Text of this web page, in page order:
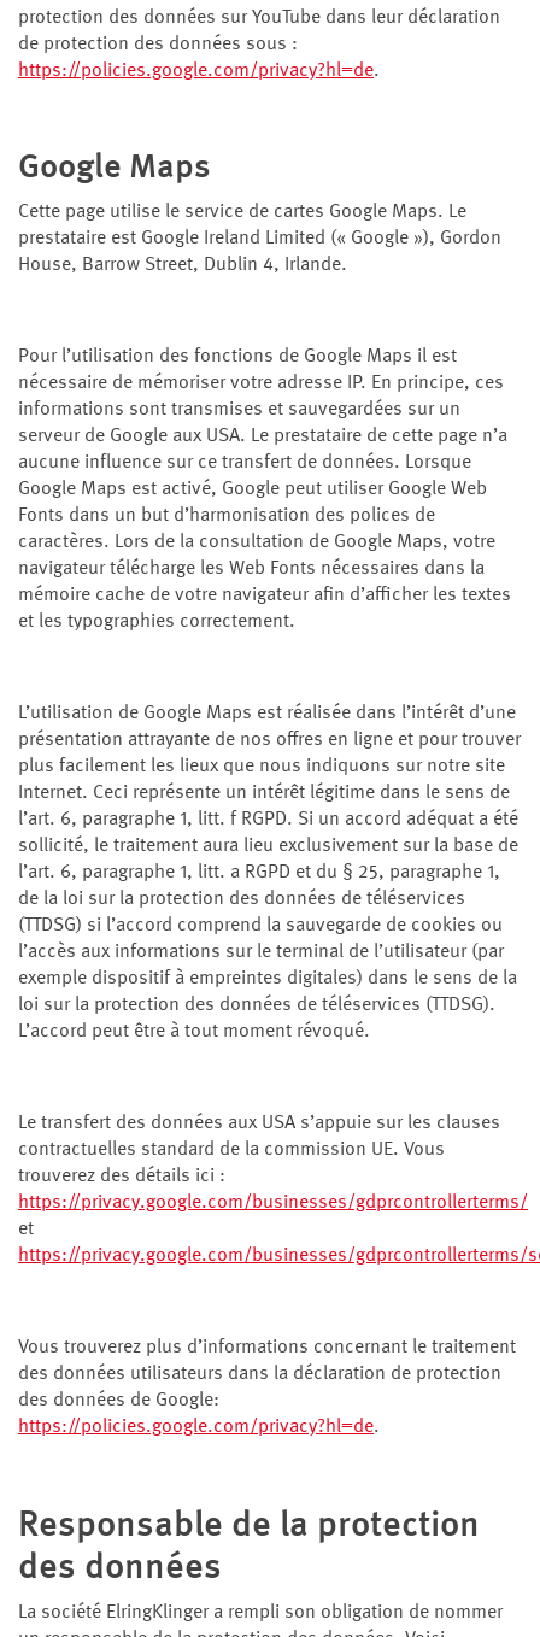
protection des données sur YouTube dans leur déclaration
de protection des données sous :
https://policies.google.com/privacy?hl=de.
Google Maps
Cette page utilise le service de cartes Google Maps. Le
prestataire est Google Ireland Limited (« Google »), Gordon
House, Barrow Street, Dublin 4, Irlande.
Pour l’utilisation des fonctions de Google Maps il est
nécessaire de mémoriser votre adresse IP. En principe, ces
informations sont transmises et sauvegardées sur un
serveur de Google aux USA. Le prestataire de cette page n’a
aucune influence sur ce transfert de données. Lorsque
Google Maps est activé, Google peut utiliser Google Web
Fonts dans un but d’harmonisation des polices de
caractères. Lors de la consultation de Google Maps, votre
navigateur télécharge les Web Fonts nécessaires dans la
mémoire cache de votre navigateur afin d’afficher les textes
et les typographies correctement.
L’utilisation de Google Maps est réalisée dans l’intérêt d’une
présentation attrayante de nos offres en ligne et pour trouver
plus facilement les lieux que nous indiquons sur notre site
Internet. Ceci représente un intérêt légitime dans le sens de
l’art. 6, paragraphe 1, litt. f RGPD. Si un accord adéquat a été
sollicité, le traitement aura lieu exclusivement sur la base de
l’art. 6, paragraphe 1, litt. a RGPD et du § 25, paragraphe 1,
de la loi sur la protection des données de téléservices
(TTDSG) si l’accord comprend la sauvegarde de cookies ou
l’accès aux informations sur le terminal de l’utilisateur (par
exemple dispositif à empreintes digitales) dans le sens de la
loi sur la protection des données de téléservices (TTDSG).
L’accord peut être à tout moment révoqué.
Le transfert des données aux USA s’appuie sur les clauses
contractuelles standard de la commission UE. Vous
trouverez des détails ici :
https://privacy.google.com/businesses/gdprcontrollerterms/
et
https://privacy.google.com/businesses/gdprcontrollerterms/
Vous trouverez plus d’informations concernant le traitement
des données utilisateurs dans la déclaration de protection
des données de Google:
https://policies.google.com/privacy?hl=de.
Responsable de la protection
des données
La société ElringKlinger a rempli son obligation de nommer